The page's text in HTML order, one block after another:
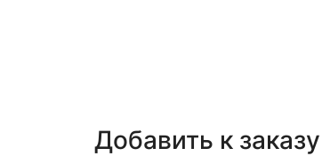
Добавить к заказу